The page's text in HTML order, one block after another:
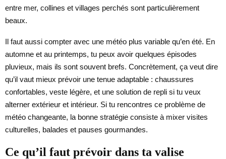
entre mer, collines et villages perchés sont particulièrement
beaux.
Il faut aussi compter avec une météo plus variable qu’en été. En
automne et au printemps, tu peux avoir quelques épisodes
pluvieux, mais ils sont souvent brefs. Concrètement, ça veut dire
qu’il vaut mieux prévoir une tenue adaptable : chaussures
confortables, veste légère, et une solution de repli si tu veux
alterner extérieur et intérieur. Si tu rencontres ce problème de
météo changeante, la bonne stratégie consiste à mixer visites
culturelles, balades et pauses gourmandes.
Ce qu’il faut prévoir dans ta valise